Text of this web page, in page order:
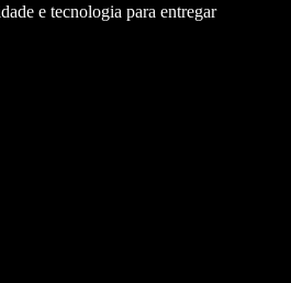
e tecnologia para entregar